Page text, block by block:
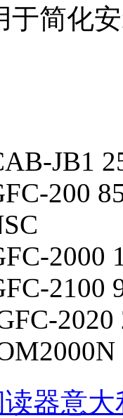
于简化
JB1
200
2000
2100
器意大